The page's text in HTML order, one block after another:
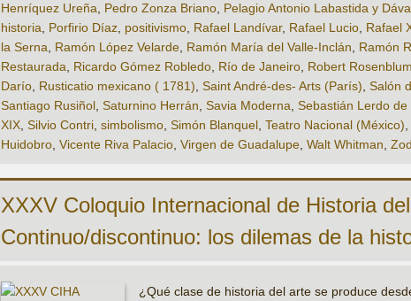
Henríquez Ureña, Pedro Zonza Briano, Pelagio Antonio Labastida y
historia, Porfirio Díaz, positivismo, Rafael Landívar, Rafael Lucio, Rafael
la Serna, Ramón López Velarde, Ramón María del Valle-Inclán, Ramón
Restaurada, Ricardo Gómez Robledo, Río de Janeiro, Robert Rosenblum
Darío, Rusticatio mexicano ( 1781), Saint André-des- Arts (París), Salón
Santiago Rusiñol, Saturnino Herrán, Savia Moderna, Sebastián Lerdo de
XIX, Silvio Contri, simbolismo, Simón Blanquel, Teatro Nacional (México),
Huidobro, Vicente Riva Palacio, Virgen de Guadalupe, Walt Whitman,
XXXV Coloquio Internacional de Historia
Continuo/discontinuo: los dilemas de la
¿Qué clase de historia del arte se produce